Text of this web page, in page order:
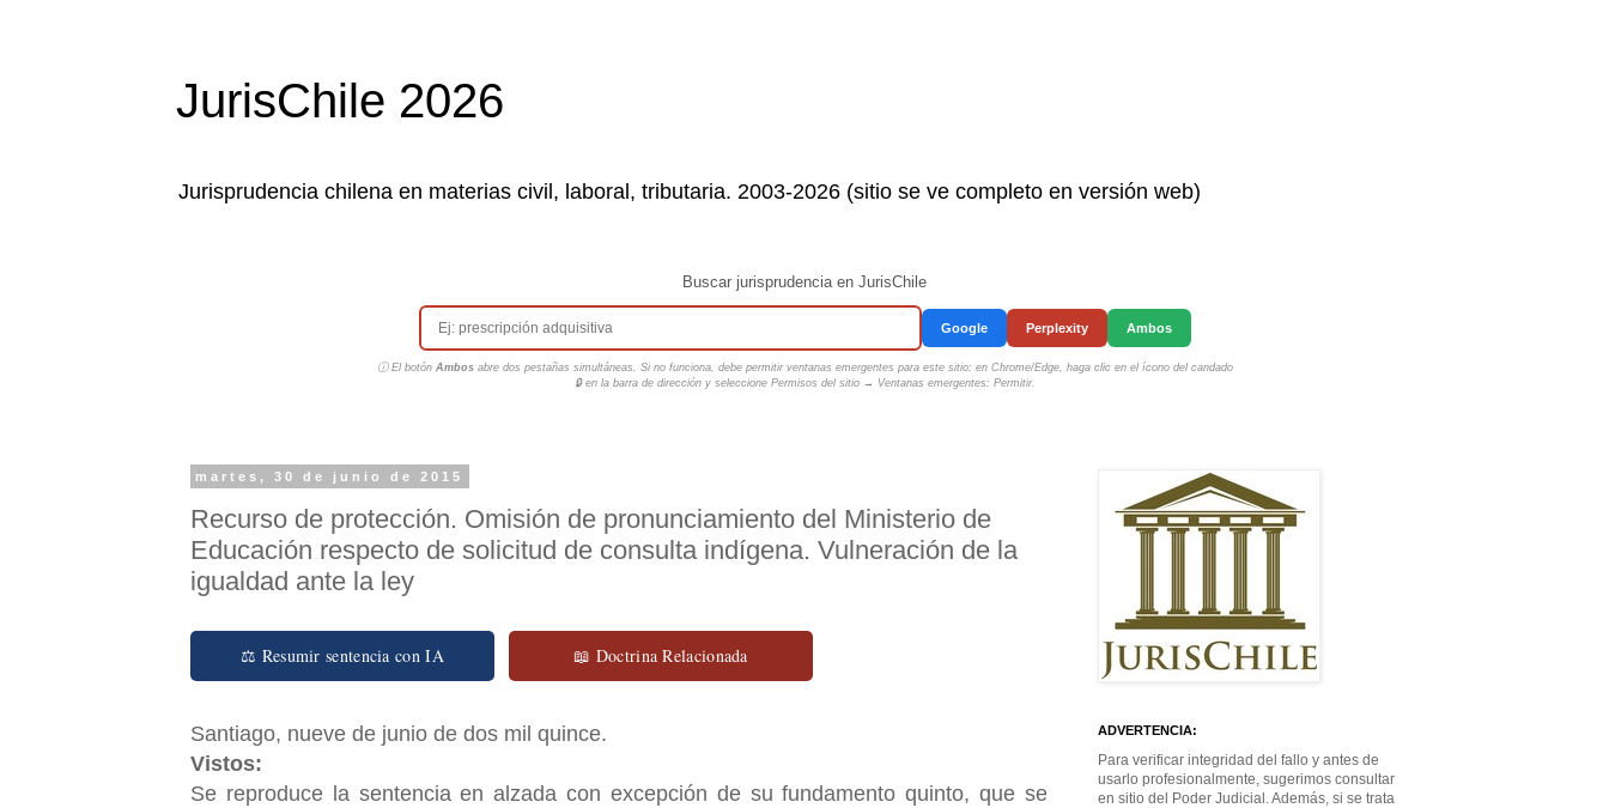
JurisChile 2026
Jurisprudencia chilena en materias civil, laboral, tributaria. 2003-2026 (sitio se ve completo en versión web)
Buscar jurisprudencia en JurisChile
Google Perplexity Ambos
ⓘ El botón Ambosabre dos pestañas simultáneas. Si no funciona, debe permitir ventanas emergentes para este sitio: en Chrome/Edge, haga clic en el ícono del candado
🔒 en la barra de dirección y seleccione Permisos del sitio → Ventanas emergentes: Permitir.
martes, 30 de junio de 2015
Recurso de protección. Omisión de pronunciamiento del Ministerio de
Educación respecto de solicitud de consulta indígena. Vulneración de la
igualdad ante la ley
⚖ Resumir sentencia con IA 📖 Doctrina Relacionada
Santiago, nueve de junio de dos mil quince.
Vistos:
Se reproduce la sentencia en alzada con excepción de su fundamento quinto, que se
ADVERTENCIA:
Para verificar integridad del fallo y antes de
usarlo profesionalmente, sugerimos consultar
en sitio del Poder Judicial. Además, si se trata